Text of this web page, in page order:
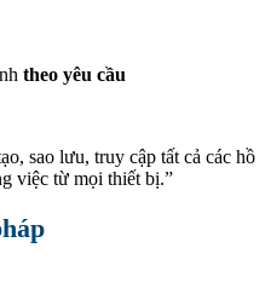
theo yêu cầu
sao lưu, truy cập tất cả các hồ
việc từ mọi thiết bị.”